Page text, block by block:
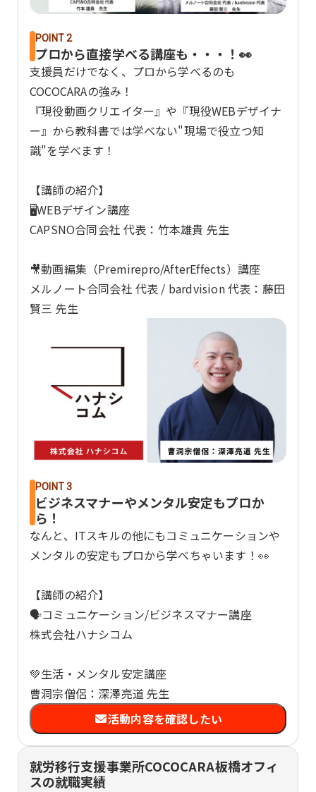
POINT 2
プロから直接学べる講座も・・・！👀
支援員だけでなく、プロから学べるのも
COCOCARAの強み！
『現役動画クリエイター』や『現役WEBデザイナ
ー』から教科書では学べない"現場で役立つ知
識"を学べます！
【講師の紹介】
🖥️WEBデザイン講座
CAPSNO合同会社 代表：竹本雄貴 先生
🎥動画編集（Premirepro/AfterEffects）講座
メルノート合同会社 代表 / bardvision 代表：藤田
賢三 先生
POINT 3
ビジネスマナーやメンタル安定もプロか
ら！
なんと、ITスキルの他にもコミュニケーションや
メンタルの安定もプロから学べちゃいます！👀
【講師の紹介】
🗣️コミュニケーション/ビジネスマナー講座
株式会社ハナシコム
💚生活・メンタル安定講座
曹洞宗僧侶：深澤亮道 先生
活動内容を確認したい
就労移行支援事業所COCOCARA板橋オフィ
スの就職実績